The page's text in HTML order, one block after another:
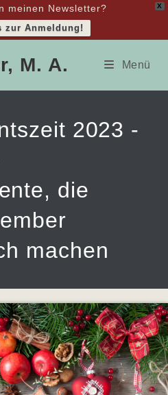
X
meinen Newsletter?
zur Anmeldung!
M. A. Menü
2023 -
die
machen